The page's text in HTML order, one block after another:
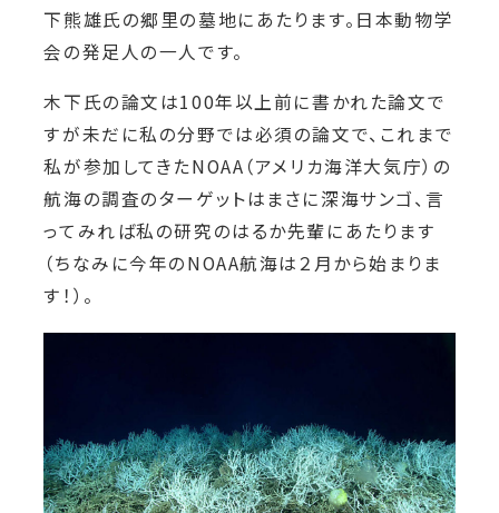
下熊雄氏の郷里の墓地にあたります。日本動物学
会の発足人の一人です。
木下氏の論文は100年以上前に書かれた論文で
すが未だに私の分野では必須の論文で、これまで
私が参加してきたNOAA（アメリカ海洋大気庁）の
航海の調査のターゲットはまさに深海サンゴ、言
ってみれば私の研究のはるか先輩にあたります
（ちなみに今年のNOAA航海は２月から始まりま
す！）。